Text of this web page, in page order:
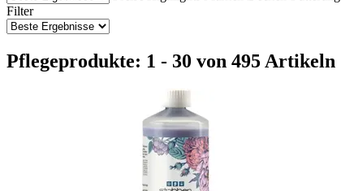
Filter
Pflegeprodukte: 1 - 30 von 495 Artikeln